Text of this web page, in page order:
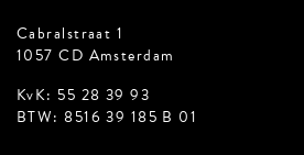
Cabralstraat 1
1057 CD Amsterdam
KvK: 55 28 39 93
BTW: 8516 39 185 B 01